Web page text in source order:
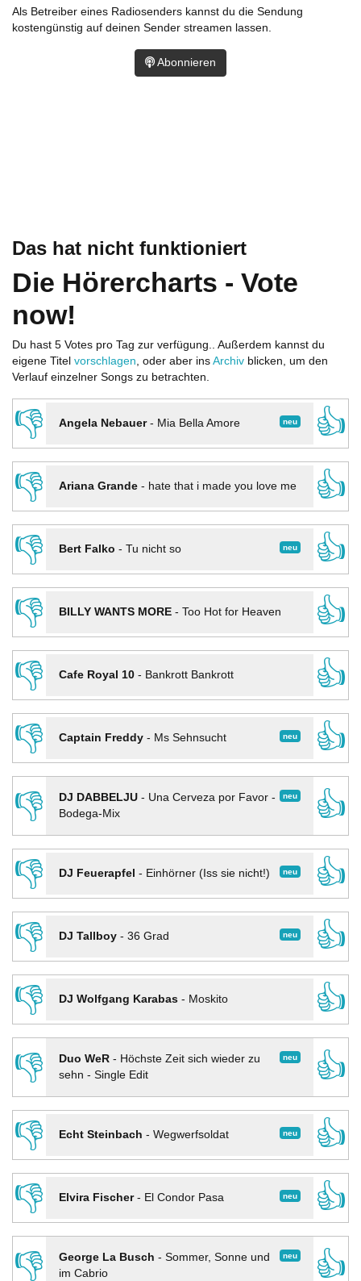
Das hat nicht funktioniert
Die Hörercharts - Vote
now!
Du hast 5 Votes pro Tag zur verfügung.. Außerdem kannst du
eigene Titel vorschlagen, oder aber ins Archiv blicken, um den
Verlauf einzelner Songs zu betrachten.
👎 neu
Angela Nebauer- Mia Bella Amore
👍
👎
Ariana Grande- hate that i made you love me
👍
👎
neu
Bert Falko - Tu nicht so
👍
👎
BILLY WANTS MORE- Too Hot for Heaven
👍
👎
Cafe Royal 10- Bankrott Bankrott
👍
👎
neu
Captain Freddy- Ms Sehnsucht
👍
👎
neu
DJ DABBELJU- Una Cerveza por Favor -
Bodega-Mix
👍
👎
neu
DJ Feuerapfel - Einhörner (Iss sie nicht!)
👍
👎
neu
DJ Tallboy- 36 Grad
👍
👎
DJ Wolfgang Karabas- Moskito
👍
👎
neu
Duo WeR- Höchste Zeit sich wieder zu
sehn - Single Edit
👍
👎
neu
Echt Steinbach - Wegwerfsoldat
👍
👎
neu
Elvira Fischer- El Condor Pasa
👍
👎
neu
George La Busch - Sommer, Sonne und
im Cabrio
👍
Als Betreiber eines Radiosenders kannst du die Sendung
kostengünstig auf deinen Sender streamen lassen.
Abonnieren